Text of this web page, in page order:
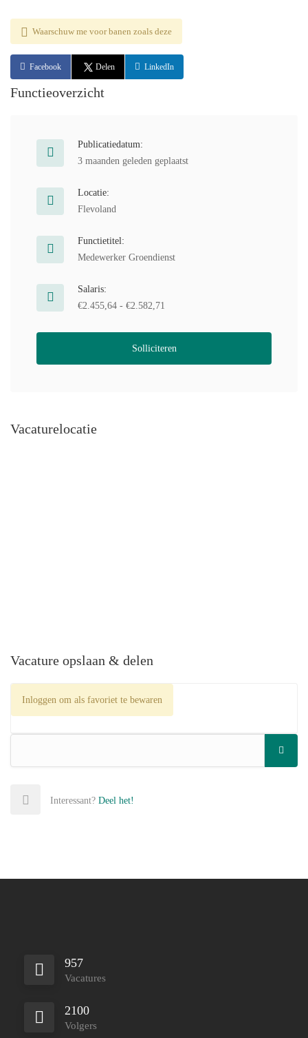
Waarschuw me voor banen zoals deze
Facebook Delen LinkedIn
Functieoverzicht
Publicatiedatum:
3 maanden geleden geplaatst
Locatie:
Flevoland
Functietitel:
Medewerker Groendienst
Salaris:
€2.455,64 - €2.582,71
Solliciteren
Vacaturelocatie
Vacature opslaan & delen
Inloggen om als favoriet te bewaren
Interessant? Deel het!
957
Vacatures
2100
Volgers